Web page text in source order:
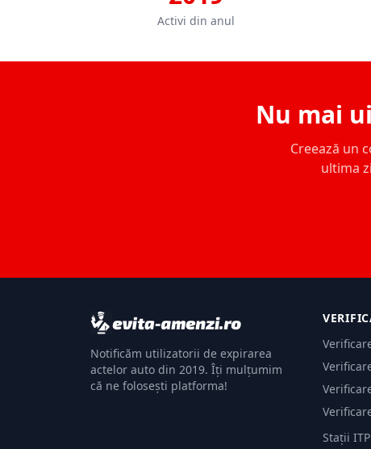
Activi din anul
Nu mai
Creează un
ultima
Notificăm utilizatorii de expirarea
actelor auto din 2019. Îți mulțumim
că ne folosești platforma!
Stații ITP